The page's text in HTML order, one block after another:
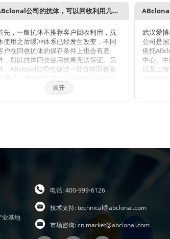
ABclonal公司的抗体，可以回收利用几次？
先，一般抗体不推荐客户回收利用，抗
使用之后缓冲体系已经发生改变，不同
户在回收抗体的保存条件上也会有差
，所以抗体回收使用效果无法保证。另
，ABclonal公司也做过一批抗体回收验
数不同，一般效价越高的抗体，可重复使
用的次数越多，客户可根据实验情况来确
展开
武汉爱
公司是
依托
中心、
以及上
学、上
大学的
克隆抗
台，同
行了严
区也可
时也有
势：1，
全；3
体价格体
业基地
电话: 400-999-6126
技术支持:technical@abclonal.com
市场咨询:cn.market@abclonal.com